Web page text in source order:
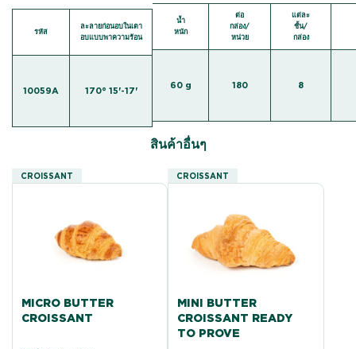
รหัส
ละลายก่อนอบในเตา
อบแบบพาความร้อน
10059A 170° 15'-17'
น้ำ
หนัก
ต่อ
กล่อง/
หน่วย
แต่ละ
ชั้น/
กล่อง
60 g 180 8
สินค้าอื่นๆ
CROISSANT
MICRO BUTTER
CROISSANT
CROISSANT
MINI BUTTER
CROISSANT READY
TO PROVE